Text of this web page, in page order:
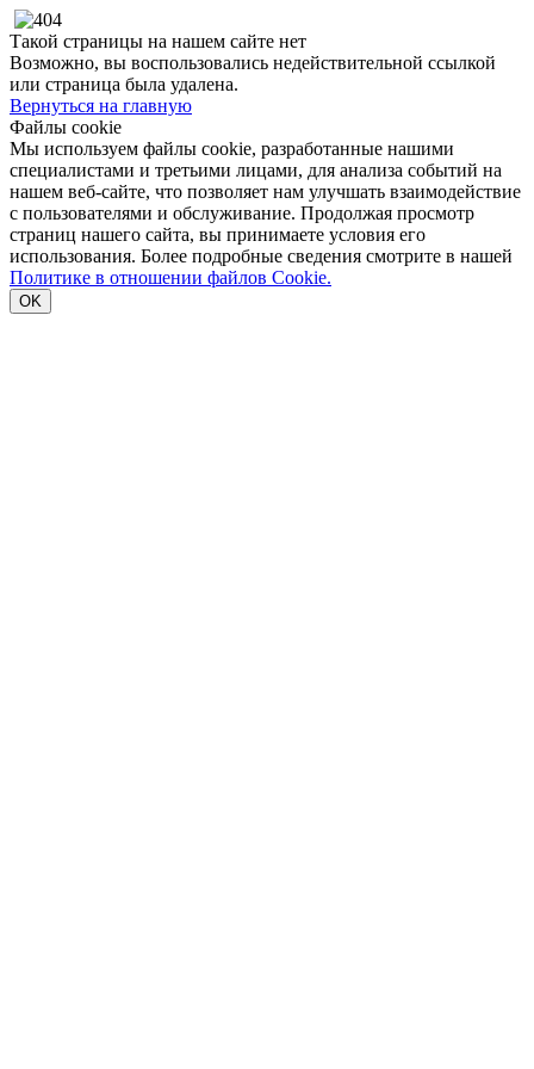
Такой страницы на нашем сайте нет
Возможно, вы воспользовались недействительной ссылкой
или страница была удалена.
Вернуться на главную
Файлы cookie
Мы используем файлы cookie, разработанные нашими
специалистами и третьими лицами, для анализа событий на
нашем веб-сайте, что позволяет нам улучшать взаимодействие
с пользователями и обслуживание. Продолжая просмотр
страниц нашего сайта, вы принимаете условия его
использования. Более подробные сведения смотрите в нашей
Политике в отношении файлов Cookie.
OK